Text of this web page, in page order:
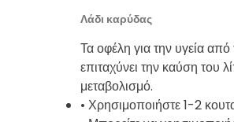
Λάδι καρύδας
Τα οφέλη για την υγεία
επιταχύνει την καύση του
μεταβολισμό.
• Χρησιμοποιήστε 1-2